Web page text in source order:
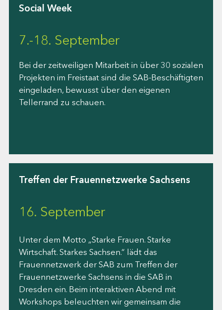
Social Week
7.-18. September
Bei der zeitweiligen Mitarbeit in über 30 sozialen
Projekten im Freistaat sind die SAB-Beschäftigten
eingeladen, bewusst über den eigenen
Tellerrand zu schauen.
Treffen der Frauennetzwerke Sachsens
16. September
Unter dem Motto „Starke Frauen. Starke
Wirtschaft. Starkes Sachsen.“ lädt das
Frauennetzwerk der SAB zum Treffen der
Frauennetzwerke Sachsens in die SAB in
Dresden ein. Beim interaktiven Abend mit
Workshops beleuchten wir gemeinsam die